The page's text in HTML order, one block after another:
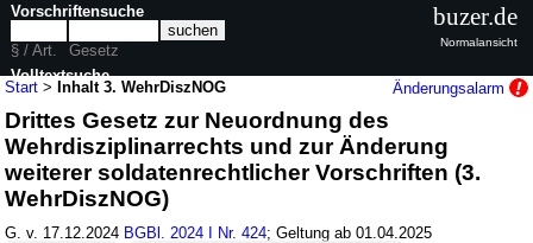
Start >Inhalt 3. WehrDiszNOG Änderungsalarm
Drittes Gesetz zur Neuordnung des
Wehrdisziplinarrechts und zur Änderung
weiterer soldatenrechtlicher Vorschriften (3.
WehrDiszNOG)
G. v. 17.12.2024 BGBl. 2024 I Nr. 424; Geltung ab 01.04.2025
Vorschriftensuche
§ / Art.
Gesetz
Volltextsuche
nur in 3. WehrDiszNOG
buzer.de
Normalansicht